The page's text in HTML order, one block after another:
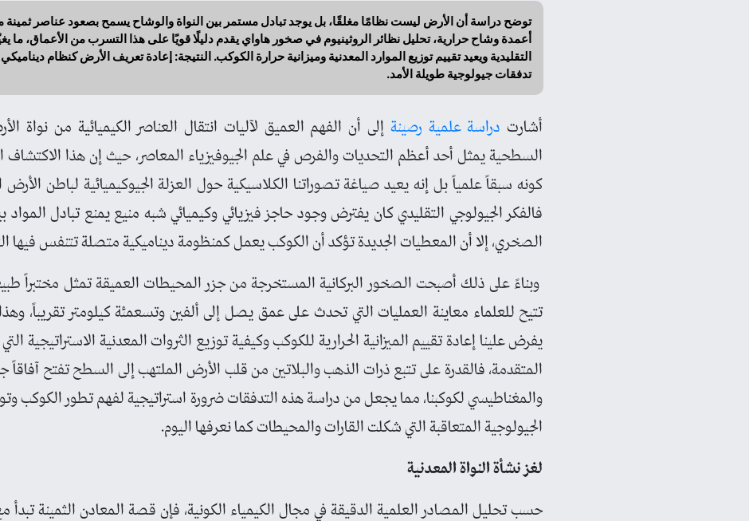
توضح دراسة أن الأرض ليست نظامًا مغلقًا، بل يوجد تبادل مستمر بين النواة والوشاح يسمح بصعود عناصر ثمينة
أعمدة وشاح حرارية، تحليل نظائر الروثينيوم في صخور هاواي يقدم دليلًا قويًا على هذا التسرب من الأعماق، ما
التقليدية ويعيد تقييم توزيع الموارد المعدنية وميزانية حرارة الكوكب. النتيجة: إعادة تعريف الأرض كنظام
تدفقات جيولوجية طويلة الأمد.
أشارت دراسة علمية رصينة إلى أن الفهم العميق لآليات انتقال العناصر الكيميائية من نواة
السطحية يمثل أحد أعظم التحديات والفرص في علم الجيوفيزياء المعاصر، حيث إن هذا الاكتشاف
كونه سبقاً علمياً بل إنه يعيد صياغة تصوراتنا الكلاسيكية حول العزلة الجيوكيميائية لباطن
فالفكر الجيولوجي التقليدي كان يفترض وجود حاجز فيزيائي وكيميائي شبه منيع يمنع تبادل المواد
الصخري، إلا أن المعطيات الجديدة تؤكد أن الكوكب يعمل كمنظومة ديناميكية متصلة تتنفس فيها
وبناءً على ذلك أصبحت الصخور البركانية المستخرجة من جزر المحيطات العميقة تمثل مختبراً
تتيح للعلماء معاينة العمليات التي تحدث على عمق يصل إلى ألفين وتسعمئة كيلومتر تقريباً،
يفرض علينا إعادة تقييم الميزانية الحرارية للكوكب وكيفية توزيع الثروات المعدنية الاستراتيجية
المتقدمة، فالقدرة على تتبع ذرات الذهب والبلاتين من قلب الأرض الملتهب إلى السطح تفتح آفاقاً
والمغناطيسي لكوكبنا، مما يجعل من دراسة هذه التدفقات ضرورة استراتيجية لفهم تطور الكوكب
الجيولوجية المتعاقبة التي شكلت القارات والمحيطات كما نعرفها اليوم.
لغز نشأة النواة المعدنية
حسب تحليل المصادر العلمية الدقيقة في مجال الكيمياء الكونية، فإن قصة المعادن الثمينة